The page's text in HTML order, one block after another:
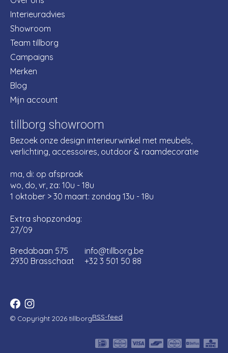
Interieuradvies
Showroom
Team tillborg
Campaigns
Merken
Blog
Mijn account
tillborg showroom
Bezoek onze design interieurwinkel met meubels,
verlichting, accessoires, outdoor & raamdecoratie
ma, di: op afspraak
wo, do, vr, za: 10u - 18u
1 oktober > 30 maart: zondag 13u - 18u
Extra shopzondag:
27/09
Bredabaan 575
2930 Brasschaat
info@tillborg.be
+32 3 501 50 88
© Copyright 2026 tillborgRSS-feed